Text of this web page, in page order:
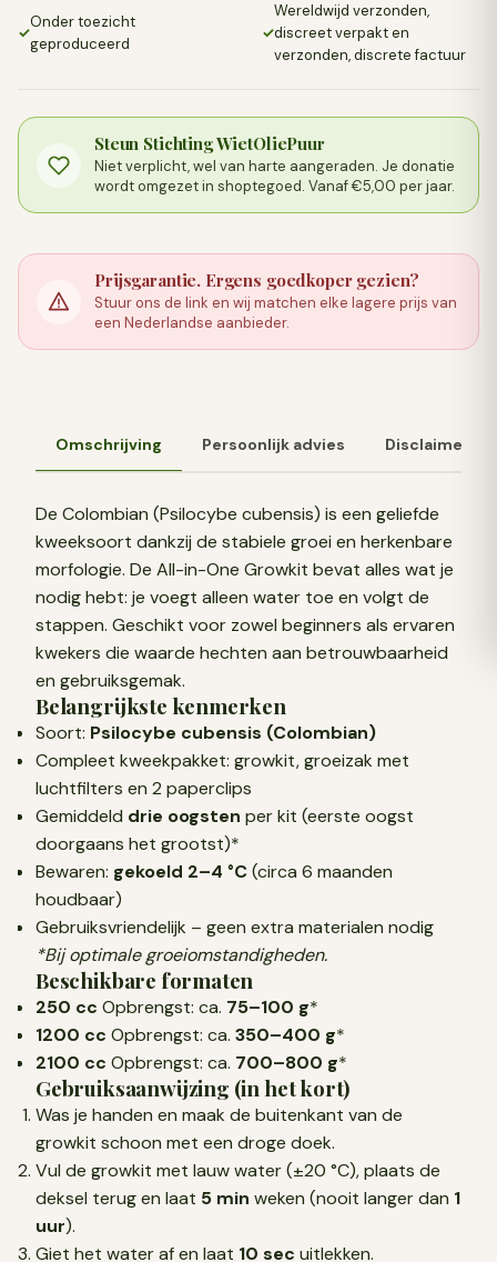
Prijsgarantie. Ergens goedkoper gezien?
Stuur ons de link en wij matchen elke lagere prijs van
een Nederlandse aanbieder.
✓
Onder toezicht
geproduceerd
✓
Wereldwijd verzonden,
discreet verpakt en
verzonden, discrete factuur
Steun Stichting WietOliePuur
Niet verplicht, wel van harte aangeraden. Je donatie
wordt omgezet in shoptegoed. Vanaf €5,00 per jaar.
Omschrijving Persoonlijk advies Disclaimer
De Colombian (Psilocybe cubensis) is een geliefde
kweeksoort dankzij de stabiele groei en herkenbare
morfologie. De All-in-One Growkit bevat alles wat je
nodig hebt: je voegt alleen water toe en volgt de
stappen. Geschikt voor zowel beginners als ervaren
kwekers die waarde hechten aan betrouwbaarheid
en gebruiksgemak.
Belangrijkste kenmerken
Soort: Psilocybe cubensis (Colombian)
Compleet kweekpakket: growkit, groeizak met
luchtfilters en 2 paperclips
Gemiddeld drie oogsten per kit (eerste oogst
doorgaans het grootst)*
Bewaren: gekoeld 2–4 °C(circa 6 maanden
houdbaar)
Gebruiksvriendelijk – geen extra materialen nodig
*Bij optimale groeiomstandigheden.
Beschikbare formaten
250 cc Opbrengst: ca. 75–100 g*
1200 cc Opbrengst: ca. 350–400 g*
2100 cc Opbrengst: ca. 700–800 g*
Gebruiksaanwijzing (in het kort)
Was je handen en maak de buitenkant van de
growkit schoon met een droge doek.
Vul de growkit met lauw water (±20 °C), plaats de
deksel terug en laat 5 min weken (nooit langer dan 1
uur).
Giet het water af en laat 10 sec uitlekken.